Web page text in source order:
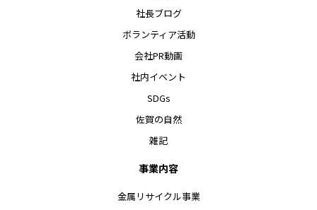
社長ブログ
ボランティア活動
会社PR動画
社内イベント
SDGs
佐賀の自然
雑記
事業内容
金属リサイクル事業